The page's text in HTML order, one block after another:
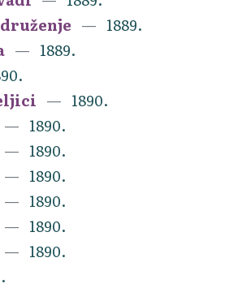
1889.
1889.
1890.
1890.
1890.
1890.
1890.
1890.
1890.